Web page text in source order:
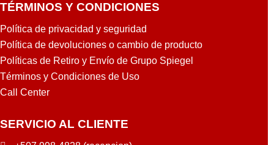
TÉRMINOS Y CONDICIONES
Política de privacidad y seguridad
Política de devoluciones o cambio de producto
Políticas de Retiro y Envío de Grupo Spiegel
Términos y Condiciones de Uso
Call Center
SERVICIO AL CLIENTE